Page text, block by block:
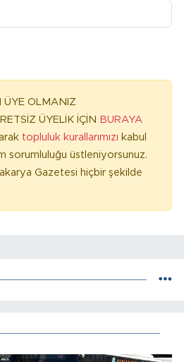
ÜYE OLMANIZ
ÜYELİK İÇİN BURAYA
topluluk kurallarımızı kabul
sorumluluğu üstleniyorsunuz.
Gazetesi hiçbir şekilde